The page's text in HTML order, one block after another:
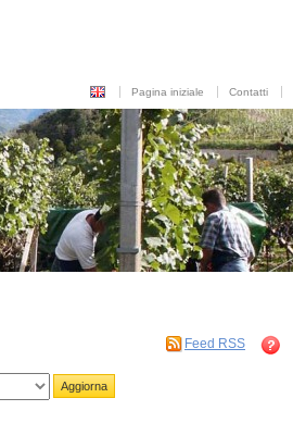
Pagina iniziale Contatti
Feed RSS